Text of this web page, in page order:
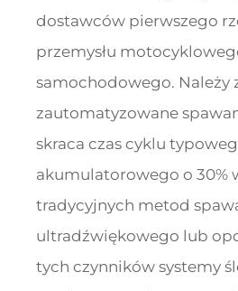
dostawców pierwszego
przemysłu
samochodowego. Należy
zautomatyzowane
skraca czas cyklu
akumulatorowego o 30%
tradycyjnych metod
ultradźwiękowego lub
tych czynników systemy